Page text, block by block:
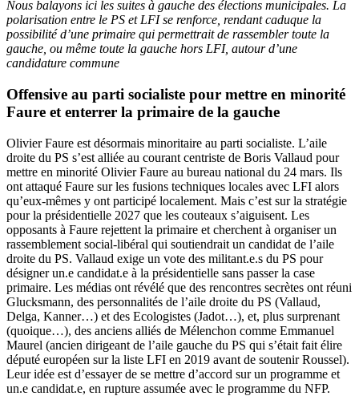
Nous balayons ici les suites à gauche des élections municipales. La
polarisation entre le PS et LFI se renforce, rendant caduque la
possibilité d’une primaire qui permettrait de rassembler toute la
gauche, ou même toute la gauche hors LFI, autour d’une
candidature commune
Offensive au parti socialiste pour mettre en minorité
Faure et enterrer la primaire de la gauche
Olivier Faure est désormais minoritaire au parti socialiste. L’aile
droite du PS s’est alliée au courant centriste de Boris Vallaud pour
mettre en minorité Olivier Faure au bureau national du 24 mars. Ils
ont attaqué Faure sur les fusions techniques locales avec LFI alors
qu’eux-mêmes y ont participé localement. Mais c’est sur la stratégie
pour la présidentielle 2027 que les couteaux s’aiguisent. Les
opposants à Faure rejettent la primaire et cherchent à organiser un
rassemblement social-libéral qui soutiendrait un candidat de l’aile
droite du PS. Vallaud exige un vote des militant.e.s du PS pour
désigner un.e candidat.e à la présidentielle sans passer la case
primaire. Les médias ont révélé que des rencontres secrètes ont réuni
Glucksmann, des personnalités de l’aile droite du PS (Vallaud,
Delga, Kanner…) et des Ecologistes (Jadot…), et, plus surprenant
(quoique…), des anciens alliés de Mélenchon comme Emmanuel
Maurel (ancien dirigeant de l’aile gauche du PS qui s’était fait élire
député européen sur la liste LFI en 2019 avant de soutenir Roussel).
Leur idée est d’essayer de se mettre d’accord sur un programme et
un.e candidat.e, en rupture assumée avec le programme du NFP.